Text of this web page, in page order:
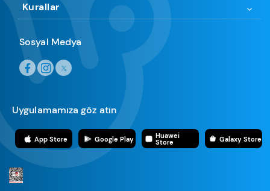
Kurallar
Sosyal Medya
Uygulamamıza göz atın
App Store Google Play Huawei
Store Galaxy Store